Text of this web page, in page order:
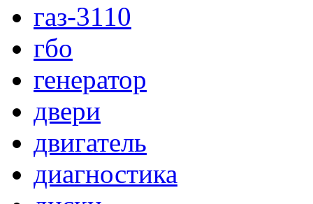
газ-3110
гбо
генератор
двери
двигатель
диагностика